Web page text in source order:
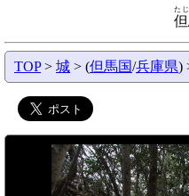
た
TOP> 城 > (但馬国/兵庫県)